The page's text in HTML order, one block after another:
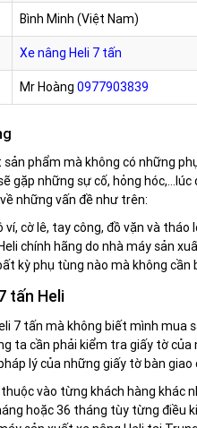
Bình Minh (Việt Nam)
Xe nâng Heli 7 tấn
Mr Hoàng 0977903839
phẩm mà không có những
gặp những sự cố, hỏng
những vấn đề như trên:
cờ lê, tay công, đồ vặn và tháo
chính hãng do nhà máy sản
kỳ phụ tùng nào mà không cần
tấn Heli
7 tấn mà không biết mình
ta cần phải kiểm tra giấy tờ
lý của những giấy tờ bàn giao
vào từng khách hàng khác
hoặc 36 tháng tùy từng điều